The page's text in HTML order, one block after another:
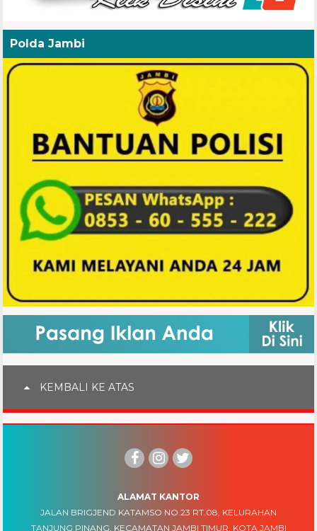
Polda Jambi
KEMBALI KE ATAS
ALAMAT KANTOR
JALAN BRIGJEND KATAMSO NO.23 RT.08, KELURAHAN
TANJUNG PINANG, KECAMATAN JAMBI TIMUR, KOTA JAMBI